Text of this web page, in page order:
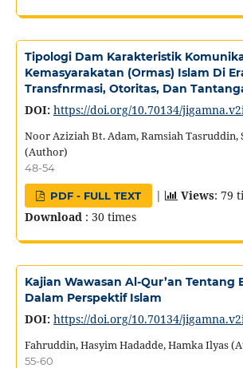
Tipologi Dam Karakteristik
Kemasyarakatan (Ormas) Islam Di
Transfnrmasi, Otoritas, Dan
DOI: https://doi.org/10.70134/
Noor Aziziah Bt. Adam, Ramsiah Tasruddin,
(Author)
48-54
PDF - FULL TEXT | Views: 79
Download : 30 times
Kajian Wawasan Al-Qur’an Tentang
Dalam Perspektif Islam
DOI: https://doi.org/10.70134/
Fahruddin, Hasyim Hadadde, Hamka Ilyas
55-60